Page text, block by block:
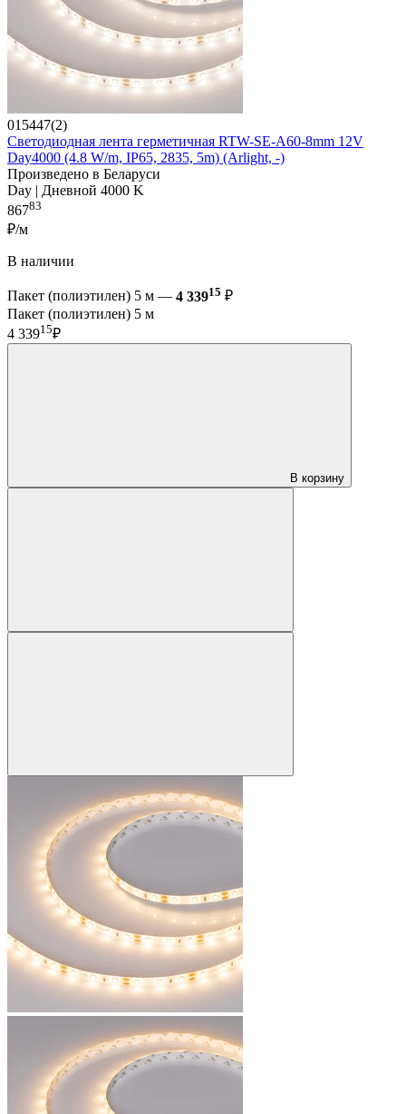
015447(2)
Светодиодная лента герметичная RTW-SE-A60-8mm 12V
Day4000 (4.8 W/m, IP65, 2835, 5m) (Arlight, -)
Произведено в Беларуси
Day | Дневной 4000 K
86783
₽/м
В наличии
Пакет (полиэтилен) 5 м — 4 33915 ₽
Пакет (полиэтилен) 5 м
4 33915₽
В корзину